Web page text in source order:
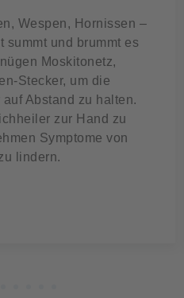
Wespen, Hornissen –
summt und brummt es
Moskitonetz,
Stecker, um die
Abstand zu halten.
zur Hand zu
Symptome von
lindern.